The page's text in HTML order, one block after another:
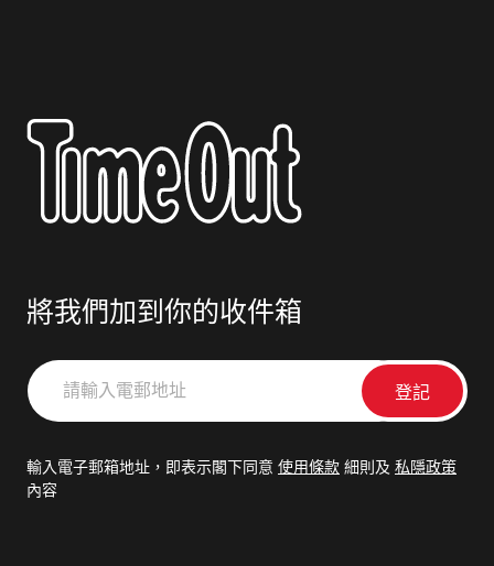
將我們加到你的收件箱
請
輸
郵
輸入電子郵箱地址，即表示閣下同意 使用條款 細則及 私隱政策
內容